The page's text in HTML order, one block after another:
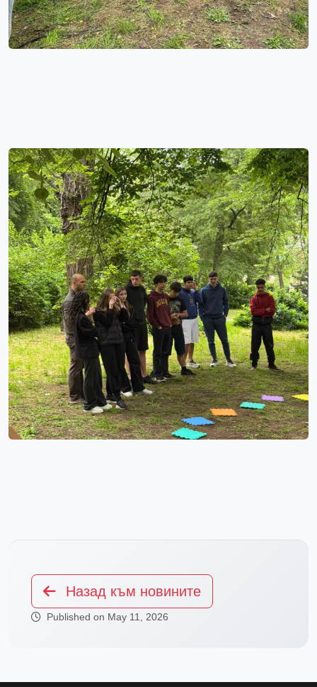
Назад към новините
Published on May 11, 2026